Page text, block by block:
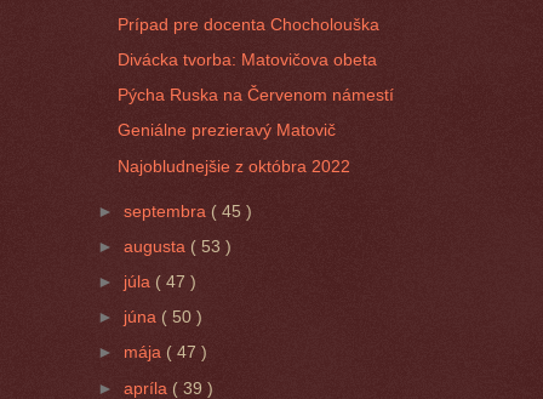
Prípad pre docenta Chocholouška
Divácka tvorba: Matovičova obeta
Pýcha Ruska na Červenom námestí
Geniálne prezieravý Matovič
Najobludnejšie z októbra 2022
►septembra ( 45 )
►augusta ( 53 )
► júla ( 47 )
► júna ( 50 )
► mája ( 47 )
►apríla ( 39 )